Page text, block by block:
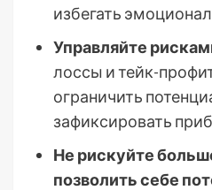
избегать
Управляйте
лоссы и тейк-
ограничить
зафиксировать
Не рискуйте
позволить себе